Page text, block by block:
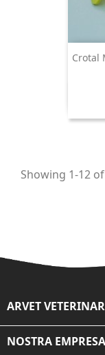
Crotal
Showing 1-12
ARVET
NOSTRA EMPRESA